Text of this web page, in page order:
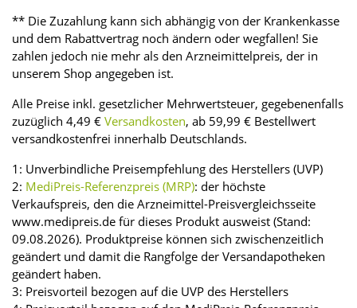
** Die Zuzahlung kann sich abhängig von der Krankenkasse
und dem Rabattvertrag noch ändern oder wegfallen! Sie
zahlen jedoch nie mehr als den Arzneimittelpreis, der in
unserem Shop angegeben ist.
Alle Preise inkl. gesetzlicher Mehrwertsteuer, gegebenenfalls
zuzüglich 4,49 € Versandkosten, ab 59,99 € Bestellwert
versandkostenfrei innerhalb Deutschlands.
1: Unverbindliche Preisempfehlung des Herstellers (UVP)
2: MediPreis-Referenzpreis (MRP): der höchste
Verkaufspreis, den die Arzneimittel-Preisvergleichsseite
www.medipreis.de für dieses Produkt ausweist (Stand:
09.08.2026). Produktpreise können sich zwischenzeitlich
geändert und damit die Rangfolge der Versandapotheken
geändert haben.
3: Preisvorteil bezogen auf die UVP des Herstellers